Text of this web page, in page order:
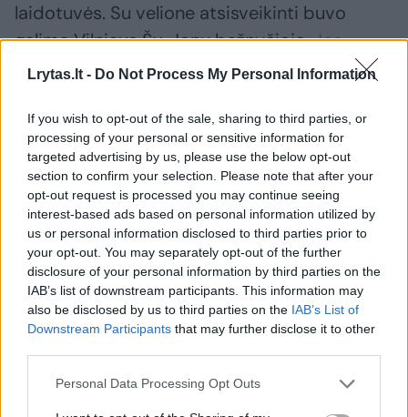
Lrytas.lt - Do Not Process My Personal Information
If you wish to opt-out of the sale, sharing to third parties, or
processing of your personal or sensitive information for
targeted advertising by us, please use the below opt-out
section to confirm your selection. Please note that after your
opt-out request is processed you may continue seeing
interest-based ads based on personal information utilized by
us or personal information disclosed to third parties prior to
your opt-out. You may separately opt-out of the further
disclosure of your personal information by third parties on the
IAB’s list of downstream participants. This information may
also be disclosed by us to third parties on the IAB’s List of
Downstream Participants that may further disclose it to other
Personal Data Processing Opt Outs
laidotuvės. Su velione atsisveikinti buvo
galima Vilniaus Šv. Jonų bažnyčioje.Jos
šermenyse trečiadienį pasirodė ir šalies
ministrai. Prezidentas Gitanas Nausėda
neatvyko, nes dirba nuotoliu iš Madeiros.
Atiduoti pagarbą savo buvusiai vadovei
atėjo ir buvę politikės Ministrų kabineto
nariai.
Velionės brolis Rimantas Stankevičius
pasakojo, kad Šv. Jonų bažnyčia
neatsitiktinai – netoliese, už kelių šimtų